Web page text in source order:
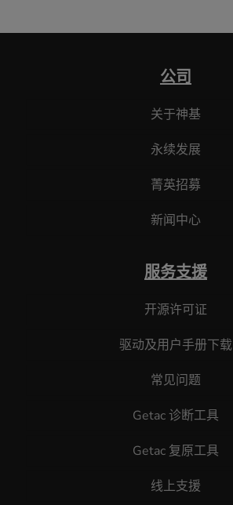
公司
关于神基
永续发展
菁英招募
新闻中心
服务支援
开源许可证
驱动及用户手册下载
常见问题
Getac 诊断工具
Getac 复原工具
线上支援